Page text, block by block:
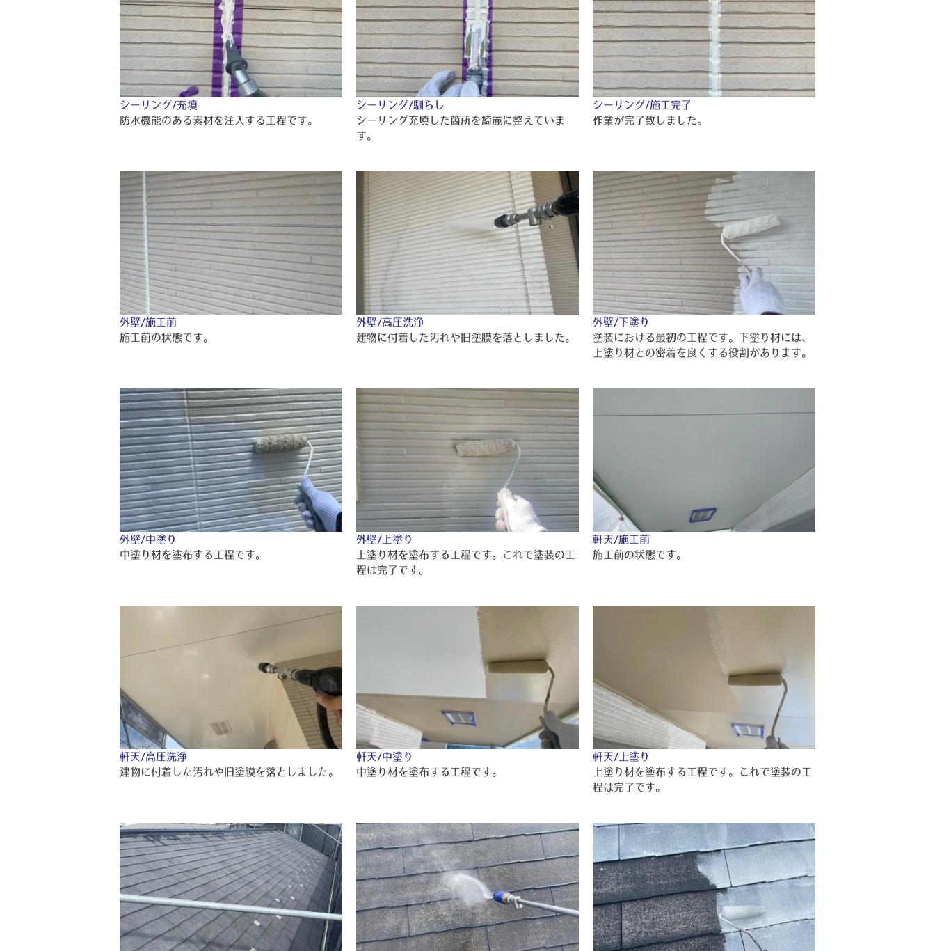
シーリング/充填
防水機能のある素材を注入する工程です。
シーリング/馴らし
シーリング充填した箇所を綺麗に整えていま
す。
シーリング/施工完了
作業が完了致しました。
外壁/施工前
施工前の状態です。
外壁/高圧洗浄
建物に付着した汚れや旧塗膜を落としました。
外壁/下塗り
塗装における最初の工程です。下塗り材には、
上塗り材との密着を良くする役割があります。
外壁/中塗り
中塗り材を塗布する工程です。
外壁/上塗り
上塗り材を塗布する工程です。これで塗装の工
程は完了です。
軒天/施工前
施工前の状態です。
軒天/高圧洗浄
建物に付着した汚れや旧塗膜を落としました。
軒天/中塗り
中塗り材を塗布する工程です。
軒天/上塗り
上塗り材を塗布する工程です。これで塗装の工
程は完了です。